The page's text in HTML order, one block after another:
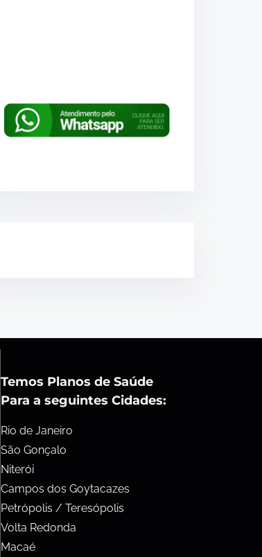
Temos Planos de Saúde
Para a seguintes Cidades:
Rio de Janeiro
São Gonçalo
Niterói
Campos dos Goytacazes
Petrópolis / Teresópolis
Volta Redonda
Macaé